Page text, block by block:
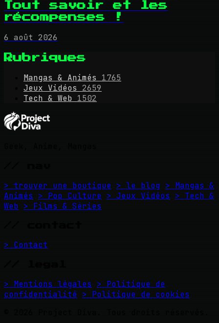
Tout savoir et les
récompenses !
6 août 2026
Rubriques
Mangas & Animés
1765
Jeux Vidéos
2659
Tech & Web 1502
> trouver une boutique > le blog > Mangas &
Animés
> Pop Culture > Jeux Vidéos
> Tech &
Web > Films & Séries
> Contact
> Mentions légales
> Politique de
confidentialité > Politique de cookies